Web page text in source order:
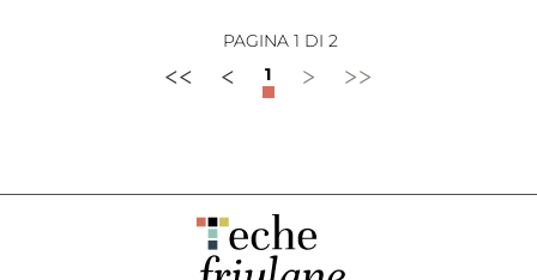
<< < 1 > >>
PAGINA 1 DI 2